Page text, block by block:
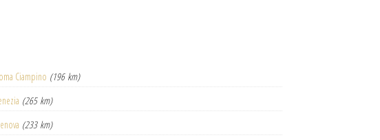
Ciampino (196 km)
(265 km)
(233 km)